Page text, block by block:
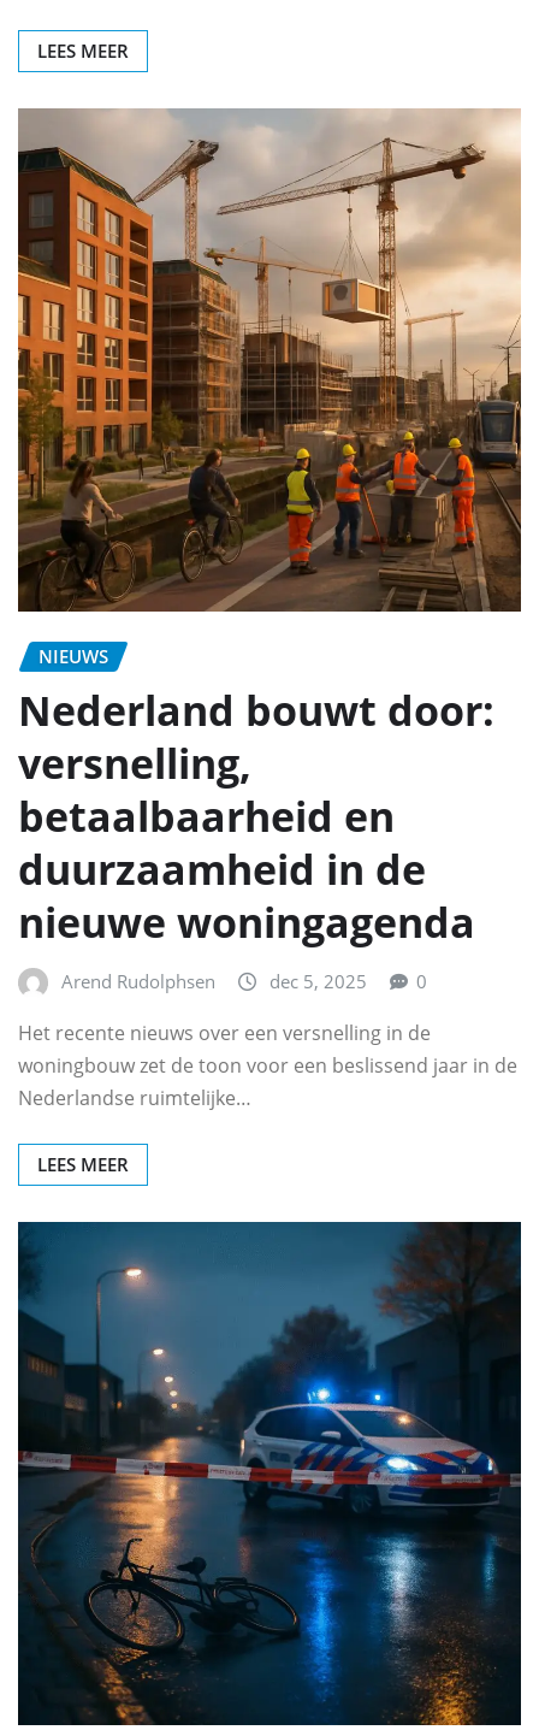
LEES MEER
NIEUWS
Nederland bouwt door:
versnelling,
betaalbaarheid en
duurzaamheid in de
nieuwe woningagenda
Arend Rudolphsen dec 5, 2025 0
Het recente nieuws over een versnelling in de
woningbouw zet de toon voor een beslissend jaar in de
Nederlandse ruimtelijke…
LEES MEER